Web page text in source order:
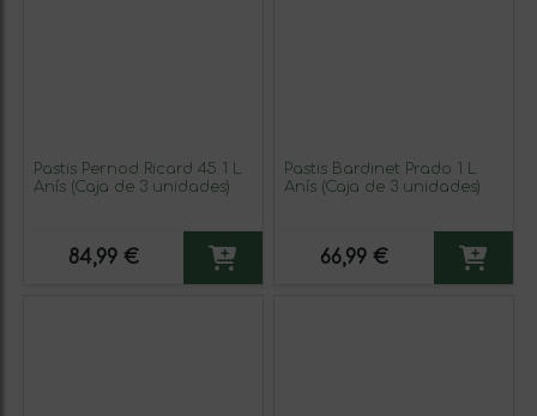
Pastis Pernod Ricard 45 1 L
Anís (Caja de 3 unidades)
84,99 €
Pastis Bardinet Prado 1 L
Anís (Caja de 3 unidades)
66,99 €